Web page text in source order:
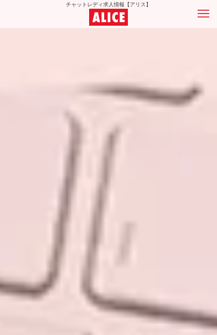
チャットレディ求人情報【アリス】